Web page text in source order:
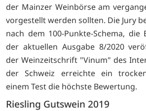
der Mainzer Weinbörse am
vorgestellt werden sollten. Die Jury
nach dem 100-Punkte-Schema, die
der aktuellen Ausgabe 8/2020
der Weinzeitschrift "Vinum" des
der Schweiz erreichte ein
einem Test die höchste Bewertung.
Riesling Gutswein 2019